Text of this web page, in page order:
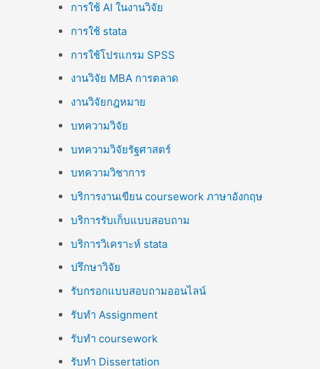
การใช้ AI ในงานวิจัย
การใช้ stata
การใช้โปรแกรม SPSS
งานวิจัย MBA การตลาด
งานวิจัยกฎหมาย
บทความวิจัย
บทความวิจัยรัฐศาสตร์
บทความวิชาการ
บริการงานเขียน coursework ภาษาอังกฤษ
บริการรับเก็บแบบสอบถาม
บริการวิเคราะห์ stata
ปรึกษาวิจัย
รับกรอกแบบสอบถามออนไลน์
รับทำ Assignment
รับทำ coursework
รับทำ Dissertation